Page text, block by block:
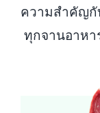
ความสำคัญกั
ทุกจานอาห